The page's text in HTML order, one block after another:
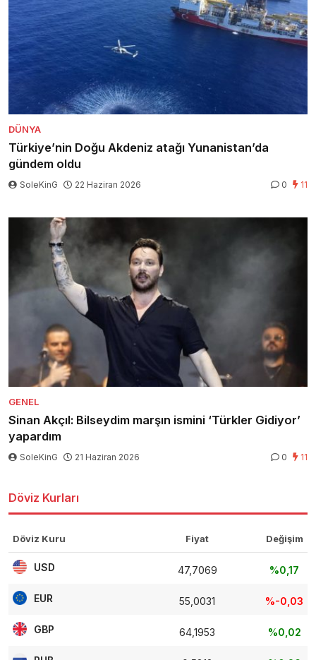
DÜNYA
Türkiye’nin Doğu Akdeniz atağı Yunanistan’da
gündem oldu
SoleKinG 22 Haziran 2026 0 11
GENEL
Sinan Akçıl: Bilseydim marşın ismini ‘Türkler Gidiyor’
yapardım
SoleKinG 21 Haziran 2026 0 11
Döviz Kurları
Döviz Kuru Fiyat Değişim
USD 47,7069 %0,17
EUR 55,0031 %-0,03
GBP 64,1953 %0,02